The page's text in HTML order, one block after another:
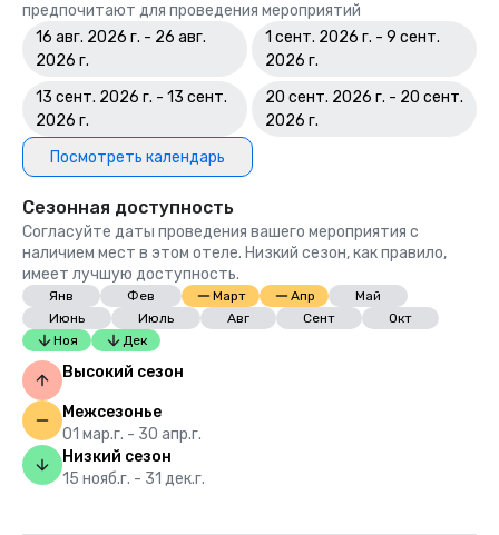
предпочитают для проведения мероприятий
16 авг. 2026 г. - 26 авг.
2026 г.
1 сент. 2026 г. - 9 сент.
2026 г.
13 сент. 2026 г. - 13 сент.
2026 г.
20 сент. 2026 г. - 20 сент.
2026 г.
Посмотреть календарь
Сезонная доступность
Согласуйте даты проведения вашего мероприятия с
наличием мест в этом отеле. Низкий сезон, как правило,
имеет лучшую доступность.
Янв Фев Март Апр
Май
Июнь
Июль Авг Сент
Окт
Ноя
Дек
Высокий сезон
Межсезонье
01 мар.г. - 30 апр.г.
Низкий сезон
15 нояб.г. - 31 дек.г.